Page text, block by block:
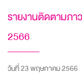
รายงานติดตามภา
2566
วันที่ 23 พฤษภาคม 2566